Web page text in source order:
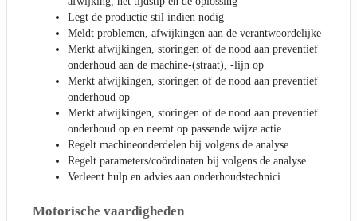
Legt de productie stil indien nodig
Meldt problemen, afwijkingen aan de verantwoordelijke
Merkt afwijkingen, storingen of de nood aan preventief
onderhoud aan de machine-(straat), -lijn op
Merkt afwijkingen, storingen of de nood aan preventief
onderhoud op
Merkt afwijkingen, storingen of de nood aan preventief
onderhoud op en neemt op passende wijze actie
Regelt machineonderdelen bij volgens de analyse
Regelt parameters/coördinaten bij volgens de analyse
Verleent hulp en advies aan onderhoudstechnici
Motorische vaardigheden